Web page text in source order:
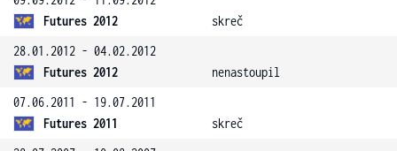
Futures 2012
skreč
28.01.2012 - 04.02.2012
Futures 2012
nenastoupil
07.06.2011 - 19.07.2011
Futures 2011
skreč